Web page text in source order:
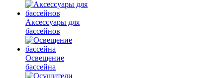
Аксессуары для
бассейнов
Освещение
бассейна